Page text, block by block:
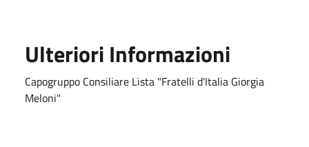
Ulteriori Informazioni
Capogruppo Consiliare Lista "Fratelli d'Italia Giorgia
Meloni"